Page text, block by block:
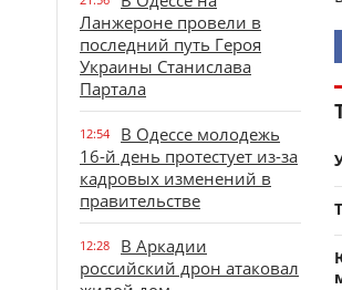
Ланжероне провели в
последний путь Героя
Украины Станислава
Партала
12:54
В Одессе молодежь
16-й день протестует из-за
кадровых изменений в
правительстве
12:28
В Аркадии
российский дрон атаковал